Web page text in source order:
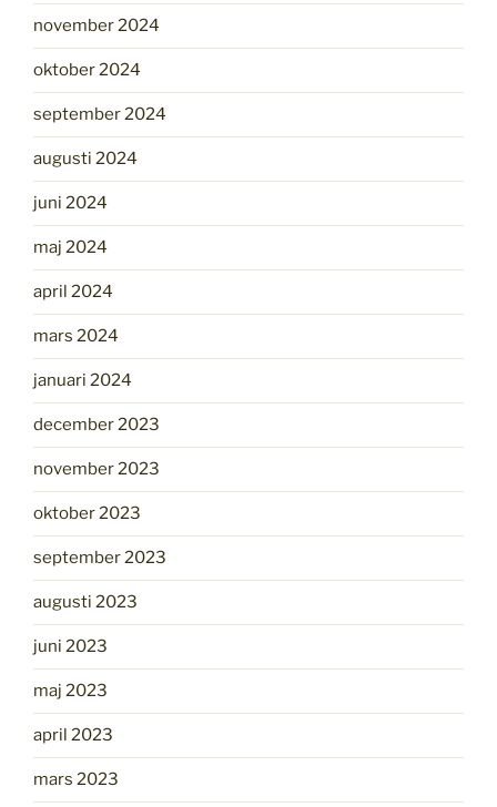
november 2024
oktober 2024
september 2024
augusti 2024
juni 2024
maj 2024
april 2024
mars 2024
januari 2024
december 2023
november 2023
oktober 2023
september 2023
augusti 2023
juni 2023
maj 2023
april 2023
mars 2023